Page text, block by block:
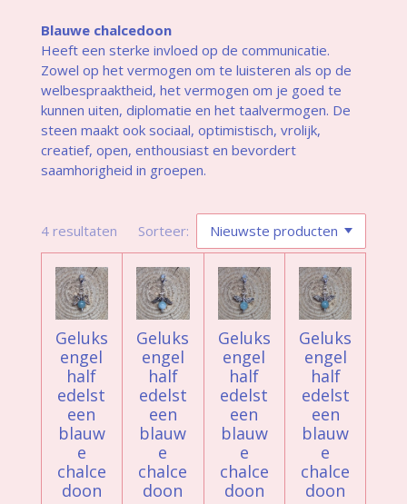
Blauwe chalcedoon
Heeft een sterke invloed op de communicatie.
Zowel op het vermogen om te luisteren als op de
welbespraaktheid, het vermogen om je goed te
kunnen uiten, diplomatie en het taalvermogen. De
steen maakt ook sociaal, optimistisch, vrolijk,
creatief, open, enthousiast en bevordert
saamhorigheid in groepen.
4 resultaten Sorteer:
Geluks
engel
half
edelst
een
blauw
e
chalce
doon
Geluks
engel
half
edelst
een
blauw
e
chalce
doon
Geluks
engel
half
edelst
een
blauw
e
chalce
doon
Geluks
engel
half
edelst
een
blauw
e
chalce
doon